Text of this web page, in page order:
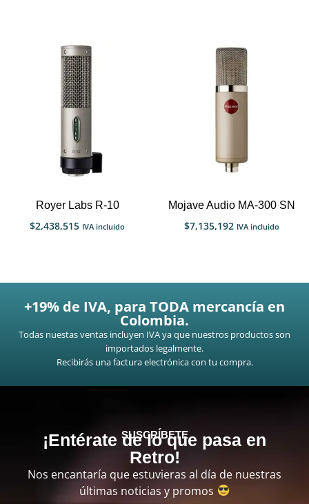
Royer Labs R-10
$2,438,515 IVA incluido
Mojave Audio MA-300 SN
$7,135,192 IVA incluido
+19% de IVA, para TODA mercancía en
Colombia.
Todas nuestas ventas incluyen IVA ya que nuestros productos son
importados legalmente.
Recibirás una factura electrónica con tu compra.
SUSCRÍBETE
¡Entérate de lo que pasa en
Retro!
Nos encantaría que estuvieras al día de nuestras
últimas noticias y promos